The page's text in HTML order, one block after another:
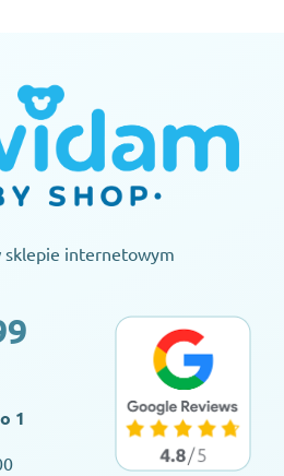
sklepie internetowym
1